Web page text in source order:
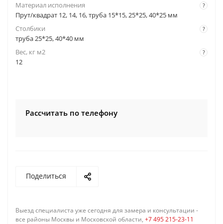
?
Материал исполнения
Прут/квадрат 12, 14, 16, труба 15*15, 25*25, 40*25 мм
?
Столбики
труба 25*25, 40*40 мм
?
Вес, кг м2
12
Рассчитать по телефону
Поделиться
Выезд специалиста уже сегодня для замера и консультации -
все районы Москвы и Московской области, +7 495 215-23-11